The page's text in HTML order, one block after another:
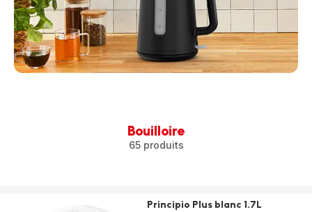
Bouilloire
65 produits
Principio Plus blanc 1.7L